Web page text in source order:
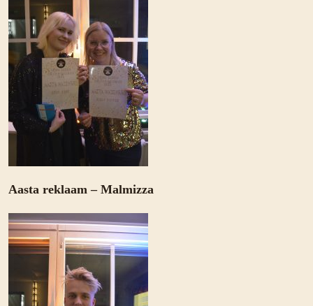
Aasta reklaam – Malmizza